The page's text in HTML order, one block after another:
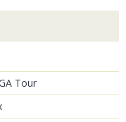
Tour